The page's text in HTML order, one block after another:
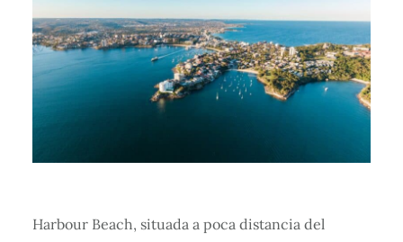
Harbour Beach, situada a poca distancia del